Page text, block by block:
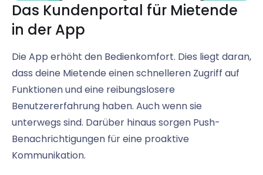
Das Kundenportal für Mietende
in der App
Die App erhöht den Bedienkomfort. Dies liegt daran,
dass deine Mietende einen schnelleren Zugriff auf
Funktionen und eine reibungslosere
Benutzererfahrung haben. Auch wenn sie
unterwegs sind. Darüber hinaus sorgen Push-
Benachrichtigungen für eine proaktive
Kommunikation.